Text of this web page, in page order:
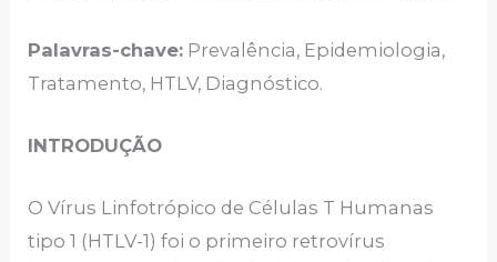
Palavras-chave: Prevalência, Epidemiologia,
Tratamento, HTLV, Diagnóstico.
INTRODUÇÃO
O Vírus Linfotrópico de Células T Humanas
tipo 1 (HTLV-1) foi o primeiro retrovírus